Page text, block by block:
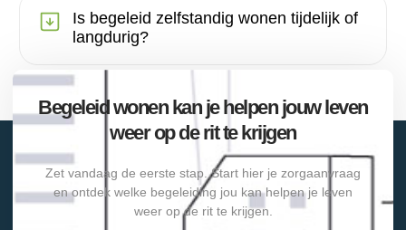
Is begeleid zelfstandig wonen tijdelijk of
langdurig?
Begeleid wonen kan je helpen jouw leven
weer op de rit te krijgen
Zet vandaag de eerste stap. Start hier je zorgaanvraag
en ontdek welke begeleiding jou kan helpen je leven
weer op de rit te krijgen.